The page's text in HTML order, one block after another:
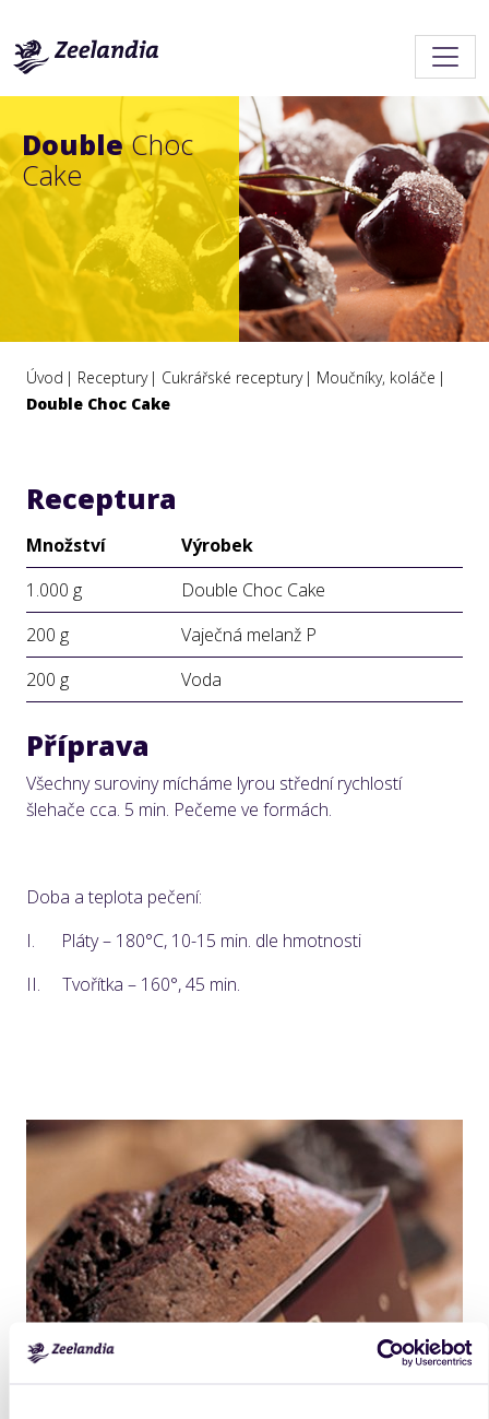
DoubleChoc
Cake
Úvod Receptury Cukrářské receptury
Moučníky, koláče
Double Choc Cake
Receptura
Množství
Výrobek
1.000 g
Double Choc Cake
200 g
Vaječná melanž P
200 g
Voda
Příprava
Všechny suroviny mícháme lyrou střední rychlostí
šlehače cca. 5 min. Pečeme ve formách.
Doba a teplota pečení:
I.
Pláty – 180°C, 10-15 min. dle hmotnosti
II.
Tvořítka – 160°, 45 min.